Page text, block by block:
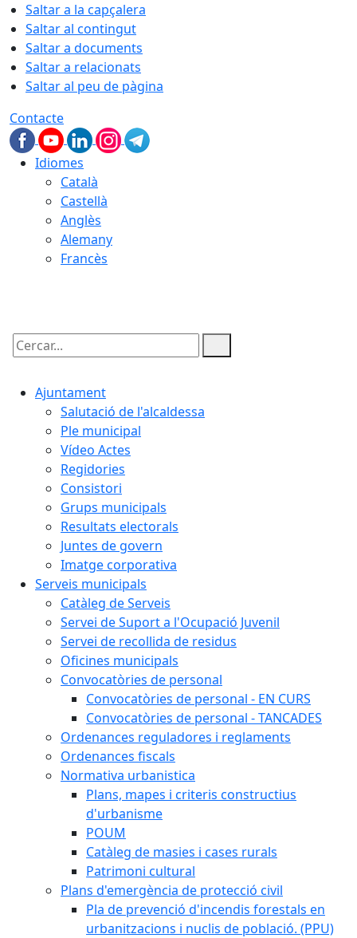
Saltar a la capçalera
Saltar al contingut
Saltar a documents
Saltar a relacionats
Saltar al peu de pàgina
Contacte
Idiomes
Català
Castellà
Anglès
Alemany
Francès
Cercar:
Ajuntament
Salutació de l'alcaldessa
Ple municipal
Vídeo Actes
Regidories
Consistori
Grups municipals
Resultats electorals
Juntes de govern
Imatge corporativa
Serveis municipals
Catàleg de Serveis
Servei de Suport a l'Ocupació Juvenil
Servei de recollida de residus
Oficines municipals
Convocatòries de personal
Convocatòries de personal - EN CURS
Convocatòries de personal - TANCADES
Ordenances reguladores i reglaments
Ordenances fiscals
Normativa urbanistica
Plans, mapes i criteris constructius
d'urbanisme
POUM
Catàleg de masies i cases rurals
Patrimoni cultural
Plans d'emergència de protecció civil
Pla de prevenció d'incendis forestals en
urbanitzacions i nuclis de població. (PPU)